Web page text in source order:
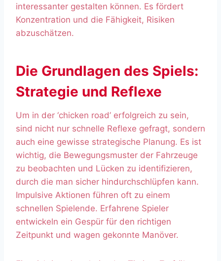
interessanter gestalten können. Es fördert
Konzentration und die Fähigkeit, Risiken
abzuschätzen.
Die Grundlagen des Spiels:
Strategie und Reflexe
Um in der ‘chicken road’ erfolgreich zu sein,
sind nicht nur schnelle Reflexe gefragt, sondern
auch eine gewisse strategische Planung. Es ist
wichtig, die Bewegungsmuster der Fahrzeuge
zu beobachten und Lücken zu identifizieren,
durch die man sicher hindurchschlüpfen kann.
Impulsive Aktionen führen oft zu einem
schnellen Spielende. Erfahrene Spieler
entwickeln ein Gespür für den richtigen
Zeitpunkt und wagen gekonnte Manöver.